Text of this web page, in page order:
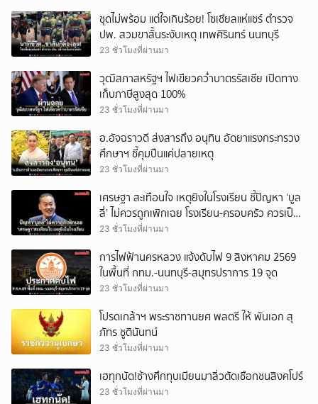
ชุดไม่พร้อม แต่ใจเกินร้อย! โซเชียลแห่แชร์ ตำรวจ
ปพ. สวมขาสั้นระงับเหตุ เทพศิรินทร์ นนทบุรี
23 ชั่วโมงที่ผ่านมา
วุฒิสภาสหรัฐฯ ไฟเขียวคว่ำบาตรรัสเซีย เปิดทาง
เก็บภาษีสูงสุด 100%
23 ชั่วโมงที่ผ่านมา
อ.อัจฉราวดี ส่งสารถึง อนุทิน อัดยาแรงกระทรวง
ศึกษาฯ ชี้คุมปืนแค่ปลายเหตุ
23 ชั่วโมงที่ผ่านมา
เศรษฐา สะเทือนใจ เหตุยิงในโรงเรียน ชี้ปัญหา ‘บูล
ลี่’ ไม่ควรถูกเพิกเฉย โรงเรียน-ครอบครัว ควรเป็น
พื้นที่ปลอดภัยรับฟัง
23 ชั่วโมงที่ผ่านมา
การไฟฟ้านครหลวง แจ้งดับไฟ 9 สิงหาคม 2569
ในพื้นที่ กทม.-นนทบุรี-สมุทรปราการ 19 จุด
23 ชั่วโมงที่ผ่านมา
โปรดเกล้าฯ พระราชทานยศ พลตรี ให้ พันเอก สุ
ภัทร ชูตินันทน์
23 ชั่วโมงที่ผ่านมา
เฮทุกนัด!ช้างศึกทุบเมียนมาลิ่วตัดเชือกชนสิงคโปร์
23 ชั่วโมงที่ผ่านมา